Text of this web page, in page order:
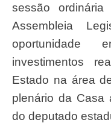
sessão
Assembleia
investimentos
Estado na área
plenário da Casa
do deputado